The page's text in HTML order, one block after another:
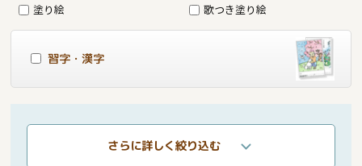
塗り絵 歌つき塗り絵
習字・漢字
さらに詳しく絞り込む